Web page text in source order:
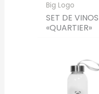
Big Logo
SET DE VINOS
«QUARTIER»